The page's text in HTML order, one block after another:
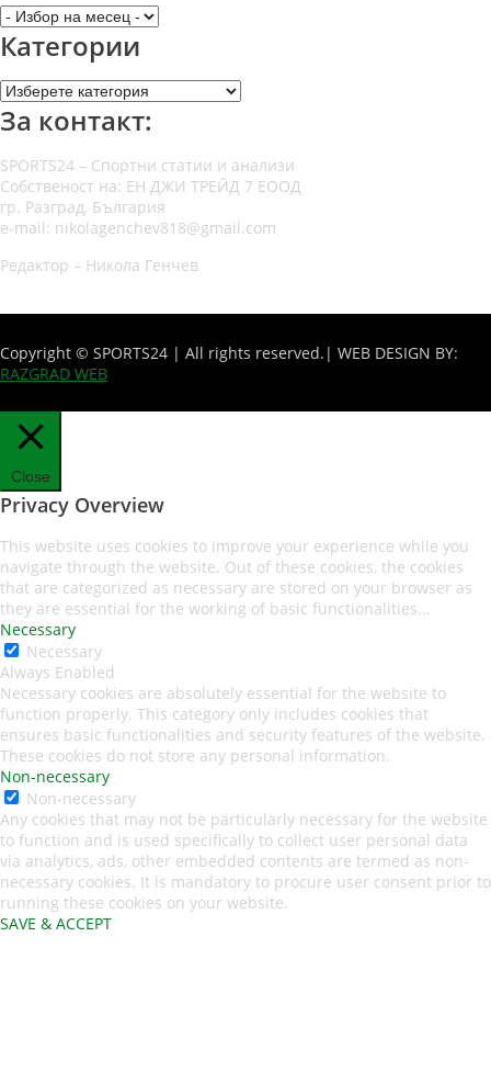
Архив
Категории
Категории
За контакт:
SPORTS24 – Спортни статии и анализи
Собственост на: ЕН ДЖИ ТРЕЙД 7 ЕООД
гр. Разград, България
e-mail: nikolagenchev818@gmail.com
Редактор – Никола Генчев
Copyright © SPORTS24 | All rights reserved. | WEB DESIGN BY:
RAZGRAD WEB
Close
Privacy Overview
This website uses cookies to improve your experience while you
navigate through the website. Out of these cookies, the cookies
that are categorized as necessary are stored on your browser as
they are essential for the working of basic functionalities...
Necessary
Necessary
Always Enabled
Necessary cookies are absolutely essential for the website to
function properly. This category only includes cookies that
ensures basic functionalities and security features of the website.
These cookies do not store any personal information.
Non-necessary
Non-necessary
Any cookies that may not be particularly necessary for the website
to function and is used specifically to collect user personal data
via analytics, ads, other embedded contents are termed as non-
necessary cookies. It is mandatory to procure user consent prior to
running these cookies on your website.
SAVE & ACCEPT